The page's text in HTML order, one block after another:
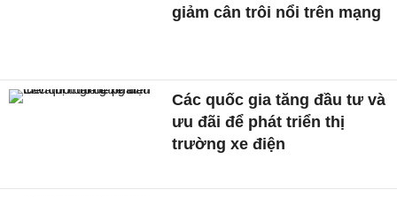
giảm cân trôi nổi trên mạng
Các quốc gia tăng đầu tư và
ưu đãi để phát triển thị
trường xe điện